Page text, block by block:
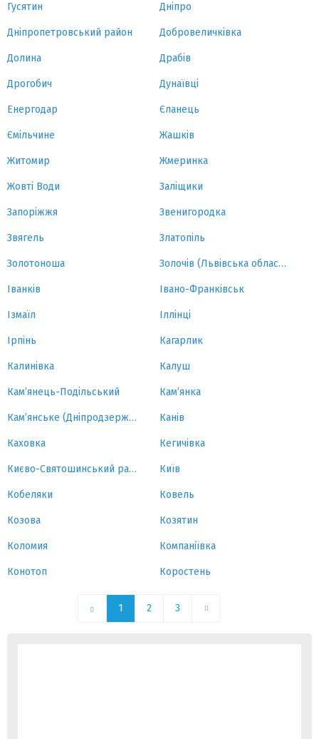
Гусятин Дніпро
Дніпропетровський район Добровеличківка
Долина Драбів
Дрогобич Дунаївці
Енергодар Єланець
Ємільчине Жашків
Житомир Жмеринка
Жовті Води Заліщики
Запоріжжя Звенигородка
Звягель Златопіль
Золотоноша Золочів (Львівська область)
Іванків Івано-Франківськ
Ізмаїл Іллінці
Ірпінь Кагарлик
Калинівка Калуш
Кам’янець-Подільський Кам’янка
Кам’янське (Дніпродзержинськ) Канів
Каховка Кегичівка
Києво-Святошинський район Київ
Кобеляки Ковель
Козова Козятин
Коломия Компаніївка
Конотоп Коростень
1 2 3